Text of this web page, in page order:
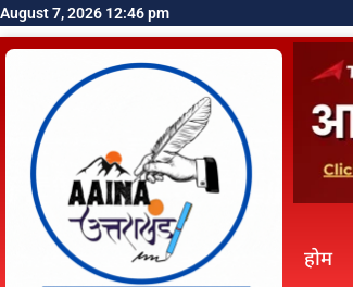
August 7, 2026 12:46 pm
होम